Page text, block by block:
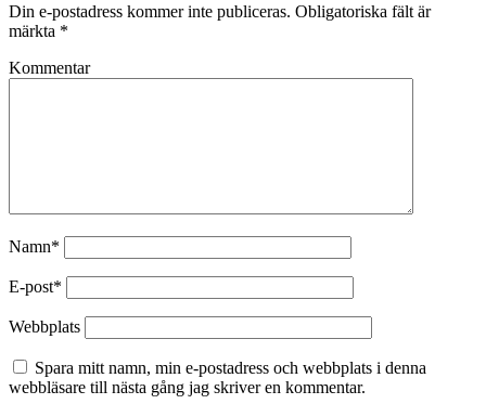
Din e-postadress kommer inte publiceras. Obligatoriska fält är
märkta *
Kommentar
Namn*
E-post*
Webbplats
Spara mitt namn, min e-postadress och webbplats i denna
webbläsare till nästa gång jag skriver en kommentar.